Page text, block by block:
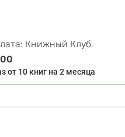
Книжный Клуб
от 10 книг на 2 месяца